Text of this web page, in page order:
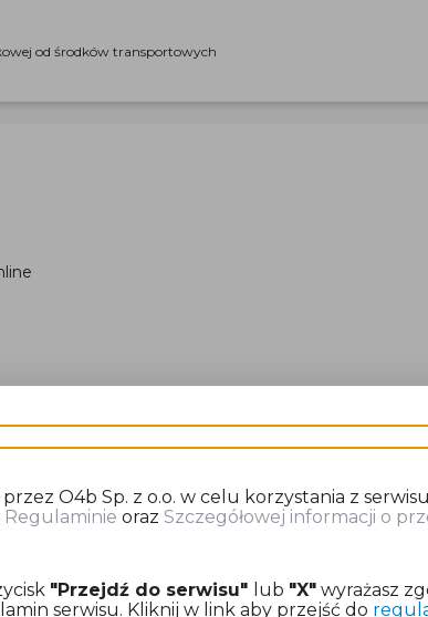
od środków transportowych
opłaty za przygotowanie deklaracji
dostęp.
O4b Sp. z o.o. w celu korzystania z
Regulaminie orazSzczegółowej informacji o
"Przejdź do serwisu" lub "X" wyrażasz
serwisu. Kliknij w link aby przejść do